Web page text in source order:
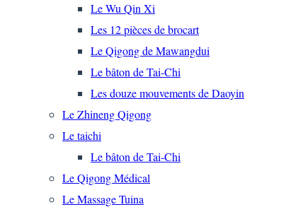
Le Wu Qin Xi
Les 12 pièces de brocart
Le Qigong de Mawangdui
Le bâton de Tai-Chi
Les douze mouvements de Daoyin
Le Zhineng Qigong
Le taichi
Le bâton de Tai-Chi
Le Qigong Médical
Le Massage Tuina